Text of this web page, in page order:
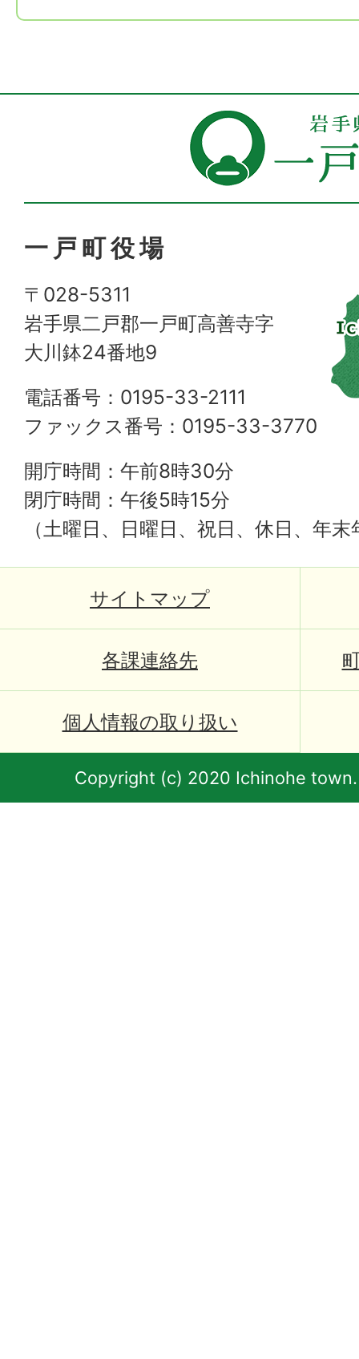
一戸町役場
〒028-5311
岩手県二戸郡一戸町高善寺字
大川鉢24番地9
電話番号：0195-33-2111
ファックス番号：0195-33-3770
開庁時間：午前8時30分
閉庁時間：午後5時15分
（土曜日、日曜日、祝日、休日、年
サイトマップ
各課連絡先
個人情報の取り扱い
Copyright (c) 2020 Ichinohe